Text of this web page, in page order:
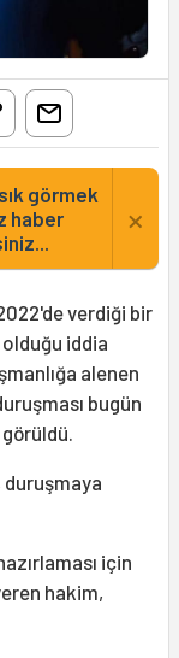
görmek
haber
×
verdiği bir
iddia
alenen
bugün
için
hakim,